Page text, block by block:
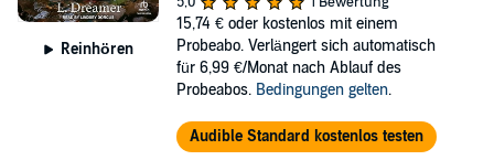
her small town in Kansas. Two years into their marriage and still
looking for more adventure, Roy decides they should try their luck
and join the Klondike Gold Rush. When tragedy strikes and Thomas
and Rachel are brought together at the top of the world in the
relationship with Rachel without revealing her secret? Will Rachel
reconcile what she's known with the new, seemingly overwhelming
Reinhören
15,74 € oder kostenlos mit einem
Probeabo. Verlängert sich automatisch
für 6,99 €/Monat nach Ablauf des
Probeabos. Bedingungen gelten.
Audible Standard kostenlos testen